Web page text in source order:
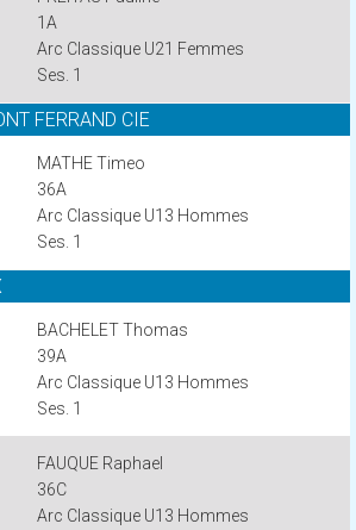
1A
Arc Classique U21 Femmes
Ses. 1
FERRAND CIE
MATHE Timeo
36A
Arc Classique U13 Hommes
Ses. 1
BACHELET Thomas
39A
Arc Classique U13 Hommes
Ses. 1
FAUQUE Raphael
36C
Arc Classique U13 Hommes